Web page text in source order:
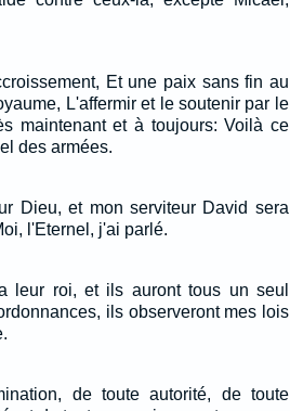
Et une paix sans fin au
L'affermir et le soutenir par le
maintenant et à toujours: Voilà ce
des armées.
Dieu, et mon serviteur David sera
l'Eternel, j'ai parlé.
leur roi, et ils auront tous un seul
ils observeront mes lois
de toute autorité, de toute